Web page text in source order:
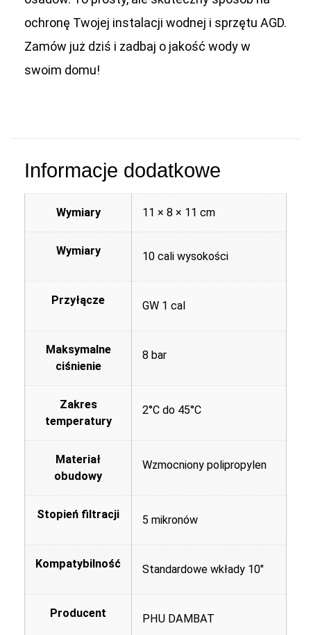
ochronę Twojej instalacji wodnej i sprzętu AGD.
Zamów już dziś i zadbaj o jakość wody w
swoim domu!
Informacje dodatkowe
Wymiary 11 × 8 × 11 cm
Wymiary 10 cali wysokości
Przyłącze GW 1 cal
Maksymalne
ciśnienie
8 bar
Zakres
temperatury
2°C do 45°C
Materiał
obudowy
Wzmocniony polipropylen
Stopień filtracji 5 mikronów
Kompatybilność Standardowe wkłady 10"
Producent PHU DAMBAT